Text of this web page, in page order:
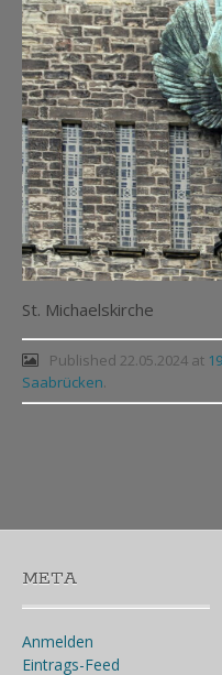
St. Michaelskirche
Published 22.05.2024at
Saabrücken.
navigation
META
Anmelden
Eintrags-Feed